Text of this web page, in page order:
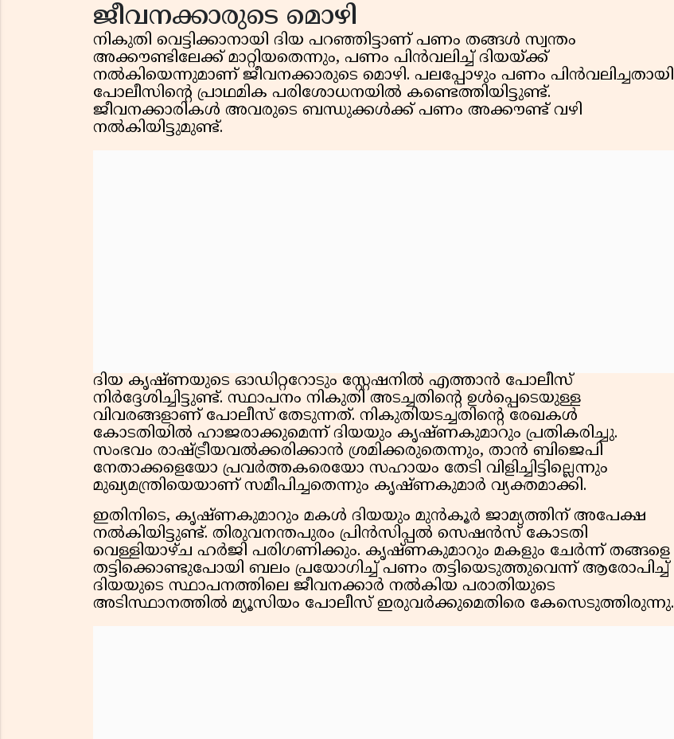
ജീവനക്കാരുടെ മൊഴി
നികുതി വെട്ടിക്കാനായി ദിയ പറഞ്ഞിട്ടാണ് പണം തങ്ങൾ സ്വന്തം
അക്കൗണ്ടിലേക്ക് മാറ്റിയതെന്നും, പണം പിൻവലിച്ച് ദിയയ്ക്ക്
നൽകിയെന്നുമാണ് ജീവനക്കാരുടെ മൊഴി. പലപ്പോഴും പണം പിൻവലിച്ചതായി
പോലീസിന്റെ പ്രാഥമിക പരിശോധനയിൽ കണ്ടെത്തിയിട്ടുണ്ട്.
ജീവനക്കാരികൾ അവരുടെ ബന്ധുക്കൾക്ക് പണം അക്കൗണ്ട് വഴി
നൽകിയിട്ടുമുണ്ട്.
ദിയ കൃഷ്ണയുടെ ഓഡിറ്ററോടും സ്റ്റേഷനിൽ എത്താൻ പോലീസ്
നിർദ്ദേശിച്ചിട്ടുണ്ട്. സ്ഥാപനം നികുതി അടച്ചതിന്റെ ഉൾപ്പെടെയുള്ള
വിവരങ്ങളാണ് പോലീസ് തേടുന്നത്. നികുതിയടച്ചതിന്റെ രേഖകൾ
കോടതിയിൽ ഹാജരാക്കുമെന്ന് ദിയയും കൃഷ്ണകുമാറും പ്രതികരിച്ചു.
സംഭവം രാഷ്ട്രീയവൽക്കരിക്കാൻ ശ്രമിക്കരുതെന്നും, താൻ ബിജെപി
നേതാക്കളെയോ പ്രവർത്തകരെയോ സഹായം തേടി വിളിച്ചിട്ടില്ലെന്നും
മുഖ്യമന്ത്രിയെയാണ് സമീപിച്ചതെന്നും കൃഷ്ണകുമാർ വ്യക്തമാക്കി.
ഇതിനിടെ, കൃഷ്ണകുമാറും മകൾ ദിയയും മുൻകൂർ ജാമ്യത്തിന് അപേക്ഷ
നൽകിയിട്ടുണ്ട്. തിരുവനന്തപുരം പ്രിൻസിപ്പൽ സെഷൻസ് കോടതി
വെള്ളിയാഴ്ച ഹർജി പരിഗണിക്കും. കൃഷ്ണകുമാറും മകളും ചേർന്ന് തങ്ങളെ
തട്ടിക്കൊണ്ടുപോയി ബലം പ്രയോഗിച്ച് പണം തട്ടിയെടുത്തുവെന്ന് ആരോപിച്ച്
ദിയയുടെ സ്ഥാപനത്തിലെ ജീവനക്കാർ നൽകിയ പരാതിയുടെ
അടിസ്ഥാനത്തിൽ മ്യൂസിയം പോലീസ് ഇരുവർക്കുമെതിരെ കേസെടുത്തിരുന്നു.